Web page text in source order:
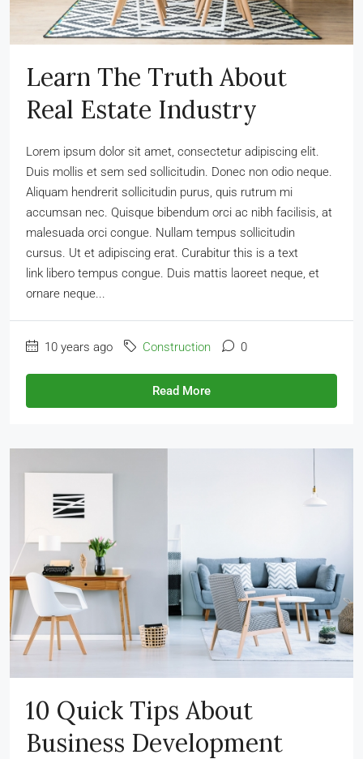
Learn The Truth About
Real Estate Industry
Lorem ipsum dolor sit amet, consectetur adipiscing elit.
Duis mollis et sem sed sollicitudin. Donec non odio neque.
Aliquam hendrerit sollicitudin purus, quis rutrum mi
accumsan nec. Quisque bibendum orci ac nibh facilisis, at
malesuada orci congue. Nullam tempus sollicitudin
cursus. Ut et adipiscing erat. Curabitur this is a text
link libero tempus congue. Duis mattis laoreet neque, et
ornare neque...
10 years ago Construction 0
Read More
10 Quick Tips About
Business Development